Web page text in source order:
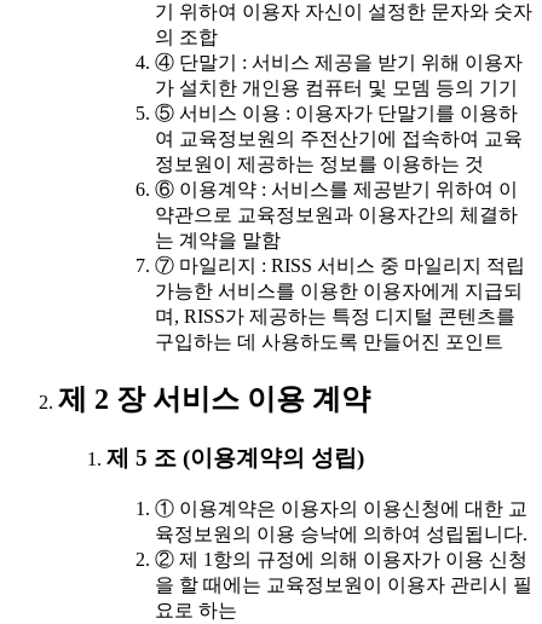
기 위하여 이용자 자신이 설정한 문자와 숫자
의 조합
④ 단말기 : 서비스 제공을 받기 위해 이용자
가 설치한 개인용 컴퓨터 및 모뎀 등의 기기
⑤ 서비스 이용 : 이용자가 단말기를 이용하
여 교육정보원의 주전산기에 접속하여 교육
정보원이 제공하는 정보를 이용하는 것
⑥ 이용계약 : 서비스를 제공받기 위하여 이
약관으로 교육정보원과 이용자간의 체결하
는 계약을 말함
⑦ 마일리지 : RISS 서비스 중 마일리지 적립
가능한 서비스를 이용한 이용자에게 지급되
며, RISS가 제공하는 특정 디지털 콘텐츠를
구입하는 데 사용하도록 만들어진 포인트
제 2 장 서비스 이용 계약
제 5 조 (이용계약의 성립)
① 이용계약은 이용자의 이용신청에 대한 교
육정보원의 이용 승낙에 의하여 성립됩니다.
② 제 1항의 규정에 의해 이용자가 이용 신청
을 할 때에는 교육정보원이 이용자 관리시 필
요로 하는